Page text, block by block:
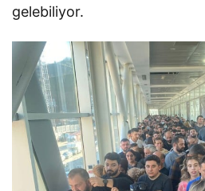
gelebiliyor.